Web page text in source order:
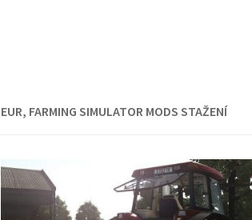
EUR, FARMING SIMULATOR MODS STAŽENÍ